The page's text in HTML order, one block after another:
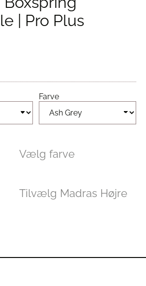
| Pro Plus
Farve
Vælg farve
Tilvælg Madras Højre